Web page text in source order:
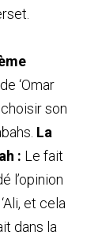
‘Omar
choisir son
La
: Le fait
l’opinion
et cela
dans la